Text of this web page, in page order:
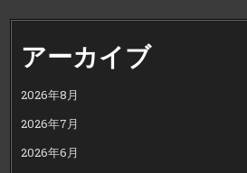
アーカイブ
2026年8月
2026年7月
2026年6月